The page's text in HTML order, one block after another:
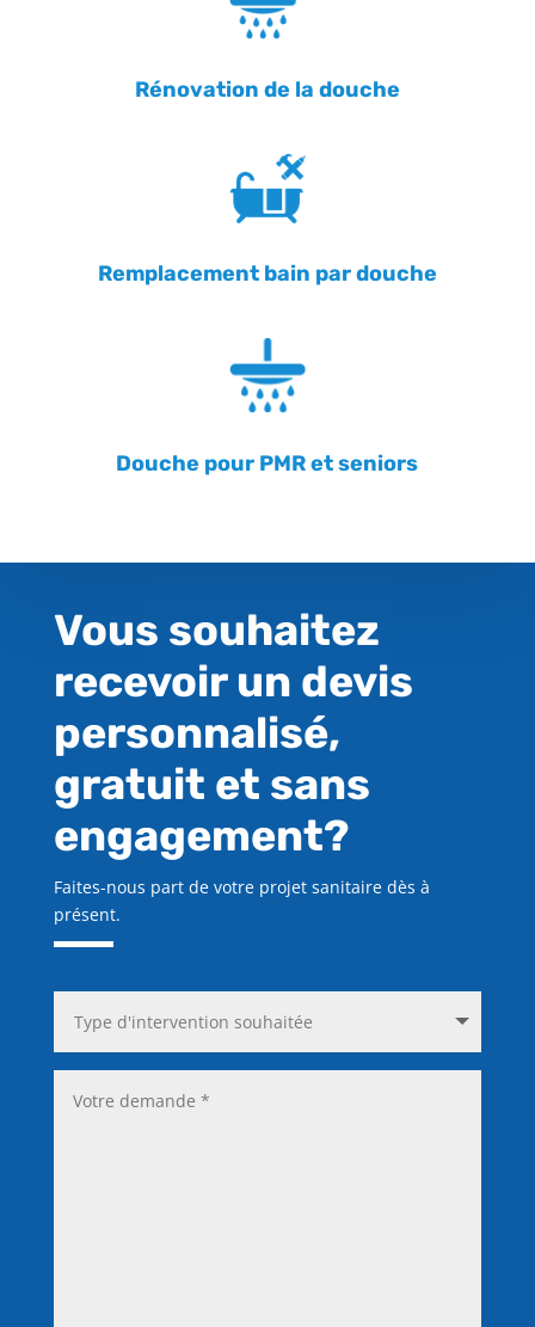
Rénovation de la douche
Remplacement bain par douche
Douche pour PMR et seniors
Vous souhaitez
recevoir un devis
personnalisé,
gratuit et sans
engagement?
Faites-nous part de votre projet sanitaire dès à
présent.